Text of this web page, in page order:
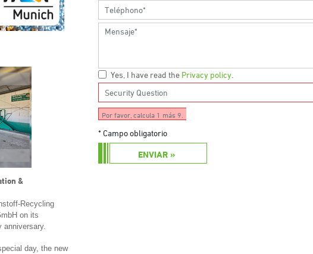
Yes, I have read the Privacy policy.
Por favor, calcula 1 más 9.
* Campo obligatorio
ENVIAR »
&
Recycling
on its
anniversary.
day, the new